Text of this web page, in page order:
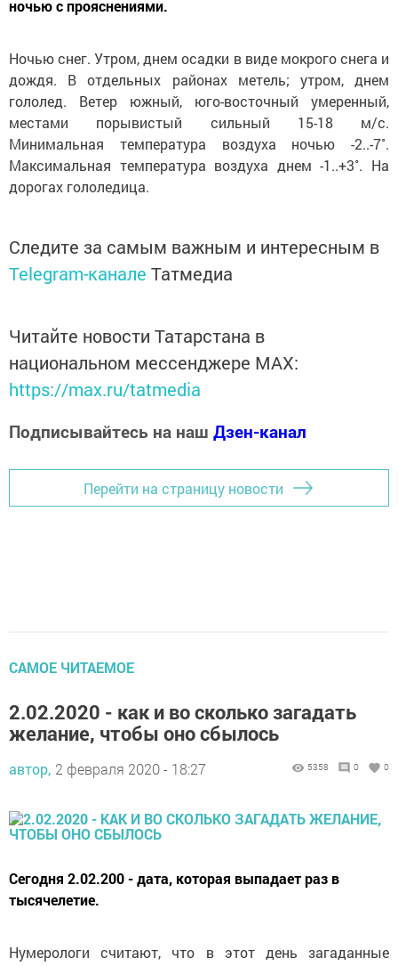
ночью с прояснениями.
Ночью снег. Утром, днем осадки в виде мокрого снега и
дождя. В отдельных районах метель; утром, днем
гололед. Ветер южный, юго-восточный умеренный,
местами порывистый сильный 15-18 м/с.
Минимальная температура воздуха ночью -2..-7˚.
Максимальная температура воздуха днем -1..+3˚. На
дорогах гололедица.
Следите за самым важным и интересным в
Telegram-канале Татмедиа
Читайте новости Татарстана в
национальном мессенджере MАХ:
https://max.ru/tatmedia
Подписывайтесь на наш Дзен-канал
Перейти на страницу новости
САМОЕ ЧИТАЕМОЕ
2.02.2020 - как и во сколько загадать
желание, чтобы оно сбылось
автор, 2 февраля 2020 - 18:27 5358 0 0
Сегодня 2.02.200 - дата, которая выпадает раз в
тысячелетие.
Нумерологи считают, что в этот день загаданные